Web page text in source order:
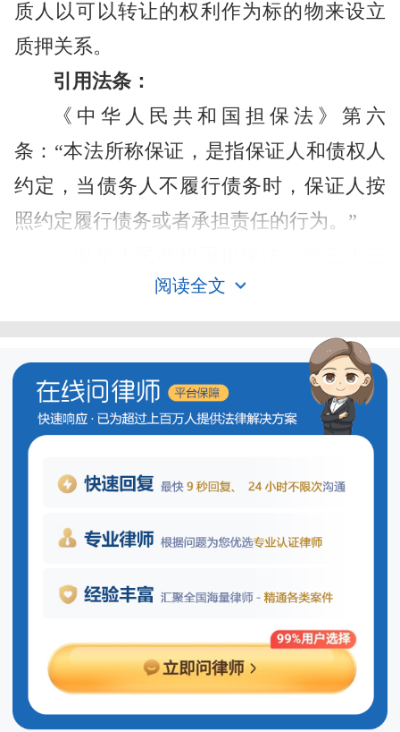
质人以可以转让的权利作为标的物来设立
质押关系。
引用法条：
《中华人民共和国担保法》第六
条：“本法所称保证，是指保证人和债权人
约定，当债务人不履行债务时，保证人按
照约定履行债务或者承担责任的行为。”
条：“本法所称抵押，是指债务人或者第三
人不转移对本法第三十四条所列财产的占
有，将该财产作为债权的担保。债务人不
履行债务时，债权人有权依照本法规定以
该财产折价或者以拍卖、变卖该财产的价
《中华人民共和国担保法》第七十五
条：“本法所称权利质押，是指债务人或者
保。”
阅读全文